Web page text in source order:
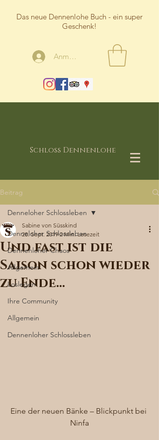
Das neue Dennenlohe Buch - ein super
Geschenk!
Anmelden
Schloss Dennenlohe
Beitrag
Denneloher Schlossleben
Dennenloher Chaos
Allgemein
Loslegen
Ihre Community
Allgemein
Dennenloher Schlossleben
Denneloher Schlossleben
Und fast ist die
Saison schon wieder
zu Ende…
Sabine von Süsskind
28. Sept. 2019 2 Min. Lesezeit
Eine der neuen Bänke – Blickpunkt bei
Ninfa